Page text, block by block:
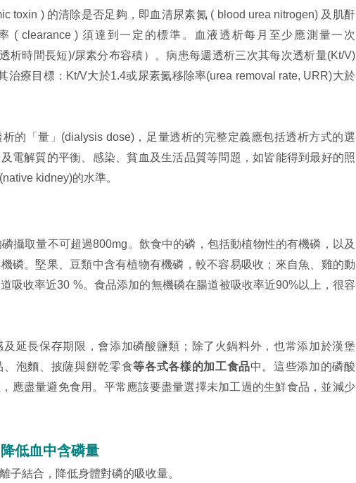
toxin ) 的清除是否足夠，即血清尿素氮 ( blood urea nitrogen) 及肌酐
( clearance ) 須達到一定的標準。血液透析每月至少應測量一次
析時間長短)/尿素分布容積）。病患每週透析三次其每次透析量(Kt/V)
治療目標：Kt/V大於1.4或尿素氮移除率(urea removal rate, URR)大於
的「量」(dialysis dose)，足量透析的完整定義應包括透析方式的選
電解質的平衡、感染、貧血及生活品質等問題，如皆能得到最好的照
kidney)的水準。
攝取量不可超過800mg。飲食中的磷，包括動植物性的有機磷，以及
磷。堅果、豆類中含有植物有機磷，較不容易吸收；來自魚、雞的動
吸收率近30 %。食品添加的無機磷在腸道被吸收率近90%以上，很容
延長保存期限，會添加磷酸鹽類；除了火鍋料外，也常添加於漢堡
泡麵、披薩與餅乾零食等各式各樣的加工食品中。這些添加的磷酸
應盡量避免食用。平常應該要盡量選擇未加工過的生鮮食品，並減少
低血中含磷量
子結合，降低身體對磷的吸收量。